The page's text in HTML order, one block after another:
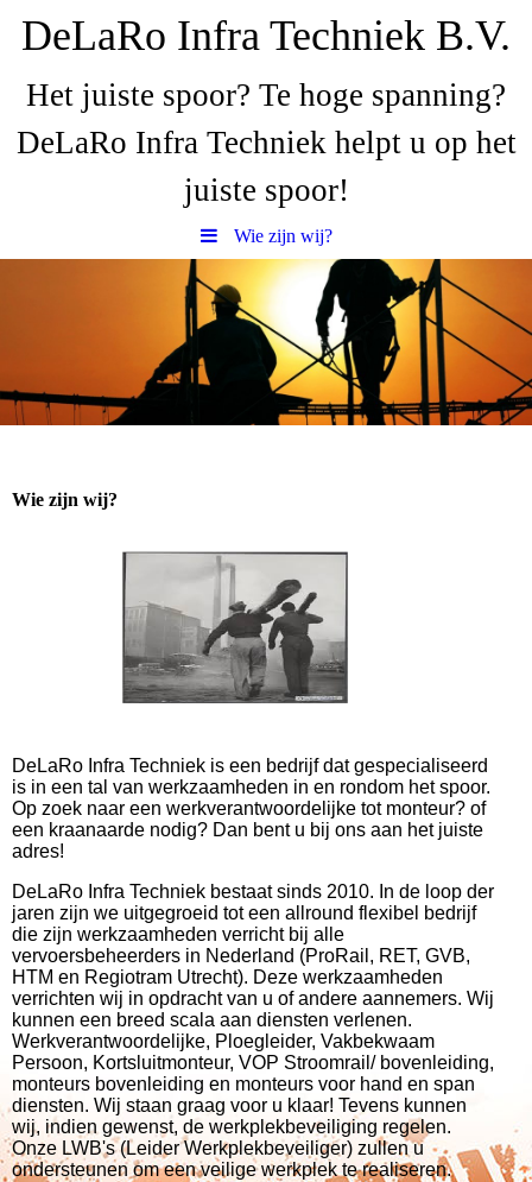
DeLaRo Infra Techniek B.V.
Het juiste spoor? Te hoge spanning?
DeLaRo Infra Techniek helpt u op het
juiste spoor!
Wie zijn wij?
Wie zijn wij?
DeLaRo Infra Techniek is een bedrijf dat gespecialiseerd
is in een tal van werkzaamheden in en rondom het spoor.
Op zoek naar een werkverantwoordelijke tot monteur? of
een kraanaarde nodig? Dan bent u bij ons aan het juiste
adres!
DeLaRo Infra Techniek bestaat sinds 2010. In de loop der
jaren zijn we uitgegroeid tot een allround flexibel bedrijf
die zijn werkzaamheden verricht bij alle
vervoersbeheerders in Nederland (ProRail, RET, GVB,
HTM en Regiotram Utrecht). Deze werkzaamheden
verrichten wij in opdracht van u of andere aannemers. Wij
kunnen een breed scala aan diensten verlenen.
Werkverantwoordelijke, Ploegleider, Vakbekwaam
Persoon, Kortsluitmonteur, VOP Stroomrail/ bovenleiding,
monteurs bovenleiding en monteurs voor hand en span
diensten. Wij staan graag voor u klaar! Tevens kunnen
wij, indien gewenst, de werkplekbeveiliging regelen.
Onze LWB's (Leider Werkplekbeveiliger) zullen u
ondersteunen om een veilige werkplek te realiseren.